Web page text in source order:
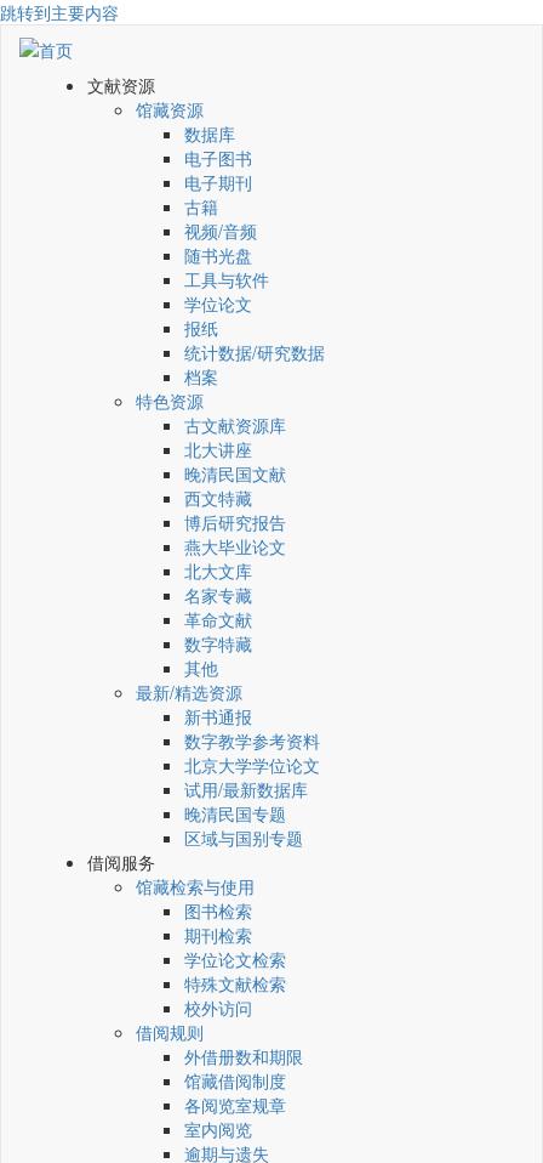
跳转到主要内容
文献资源
馆藏资源
数据库
电子图书
电子期刊
古籍
视频/音频
随书光盘
工具与软件
学位论文
报纸
统计数据/研究数据
档案
特色资源
古文献资源库
北大讲座
晚清民国文献
西文特藏
博后研究报告
燕大毕业论文
北大文库
名家专藏
革命文献
数字特藏
其他
最新/精选资源
新书通报
数字教学参考资料
北京大学学位论文
试用/最新数据库
晚清民国专题
区域与国别专题
借阅服务
馆藏检索与使用
图书检索
期刊检索
学位论文检索
特殊文献检索
校外访问
借阅规则
外借册数和期限
馆藏借阅制度
各阅览室规章
室内阅览
逾期与遗失